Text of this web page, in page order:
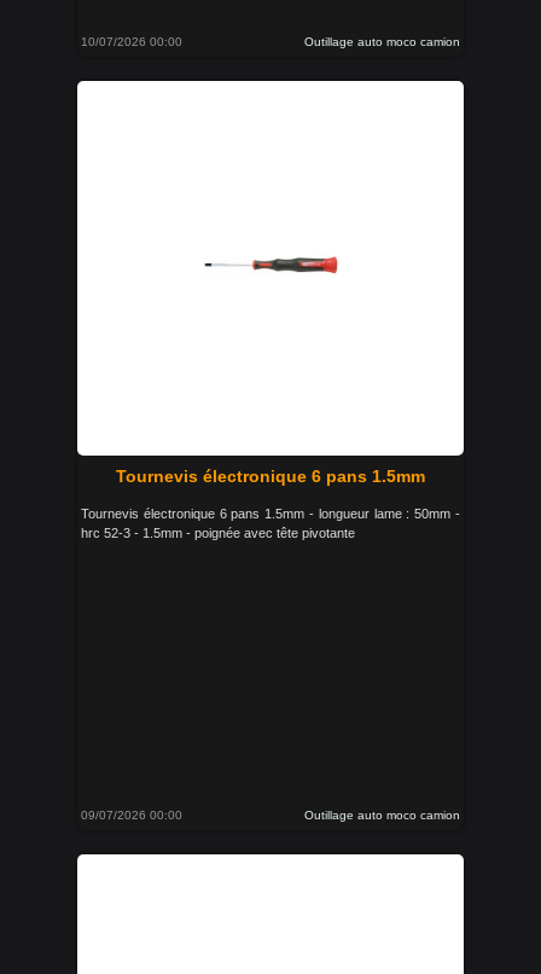
10/07/2026 00:00 Outillage auto moco camion
Tournevis électronique 6 pans 1.5mm
Tournevis électronique 6 pans 1.5mm - longueur lame : 50mm -
hrc 52-3 - 1.5mm - poignée avec tête pivotante
09/07/2026 00:00 Outillage auto moco camion